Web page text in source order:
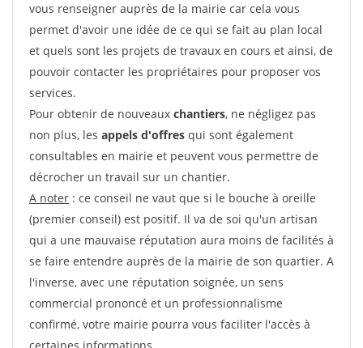
vous renseigner auprès de la mairie car cela vous
permet d'avoir une idée de ce qui se fait au plan local
et quels sont les projets de travaux en cours et ainsi, de
pouvoir contacter les propriétaires pour proposer vos
services.
Pour obtenir de nouveaux chantiers, ne négligez pas
non plus, les appels d'offres qui sont également
consultables en mairie et peuvent vous permettre de
décrocher un travail sur un chantier.
A noter : ce conseil ne vaut que si le bouche à oreille
(premier conseil) est positif. Il va de soi qu'un artisan
qui a une mauvaise réputation aura moins de facilités à
se faire entendre auprès de la mairie de son quartier. A
l'inverse, avec une réputation soignée, un sens
commercial prononcé et un professionnalisme
confirmé, votre mairie pourra vous faciliter l'accès à